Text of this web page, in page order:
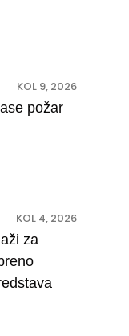
KOL 9, 2026
požar
KOL 4, 2026
za